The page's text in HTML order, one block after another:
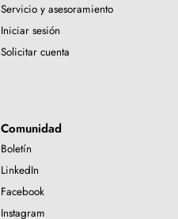
Servicio y asesoramiento
Iniciar sesión
Solicitar cuenta
Comunidad
Boletín
LinkedIn
Facebook
Instagram